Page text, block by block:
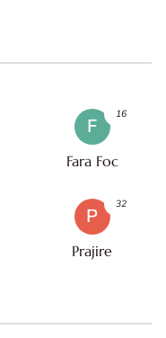
F
Fara Foc
16
P
Prajire
32